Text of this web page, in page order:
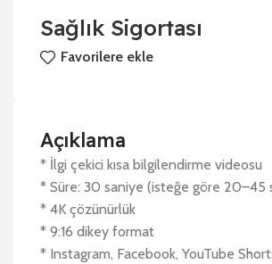
Sağlık Sigortası
Favorilere ekle
Açıklama
* İlgi çekici kısa bilgilendirme videosu
* Süre: 30 saniye (isteğe göre 20–45
* 4K çözünürlük
* 9:16 dikey format
* Instagram, Facebook, YouTube